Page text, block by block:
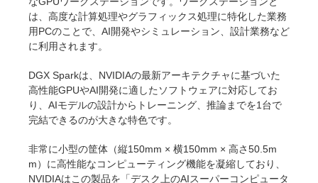
は、高度な計算処理やグラフィックス処理に特化した業務
用PCのことで、AI開発やシミュレーション、設計業務など
に利用されます。
DGX Sparkは、NVIDIAの最新アーキテクチャに基づいた
高性能GPUやAI開発に適したソフトウェアに対応してお
り、AIモデルの設計からトレーニング、推論までを1台で
完結できるのが大きな特色です。
非常に小型の筐体（縦150mm × 横150mm × 高さ50.5m
m）に高性能なコンピューティング機能を凝縮しており、
NVIDIAはこの製品を「デスク上のAIスーパーコンピュータ